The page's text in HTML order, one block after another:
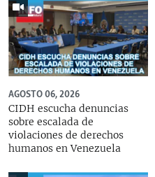
AGOSTO 06, 2026
CIDH escucha denuncias
sobre escalada de
violaciones de derechos
humanos en Venezuela